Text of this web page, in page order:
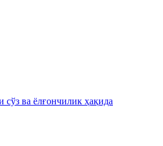
сўз ва ёлғончилик ҳақида